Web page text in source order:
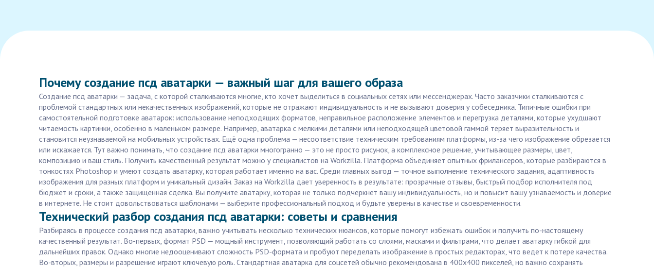
Почему создание псд аватарки — важный шаг для вашего образа
Создание псд аватарки — задача, с которой сталкиваются многие, кто хочет выделиться в социальных сетях или мессенджерах. Часто заказчики сталкиваются с
проблемой стандартных или некачественных изображений, которые не отражают индивидуальность и не вызывают доверия у собеседника. Типичные ошибки при
самостоятельной подготовке аватарок: использование неподходящих форматов, неправильное расположение элементов и перегрузка деталями, которые ухудшают
читаемость картинки, особенно в маленьком размере. Например, аватарка с мелкими деталями или неподходящей цветовой гаммой теряет выразительность и
становится неузнаваемой на мобильных устройствах. Ещё одна проблема — несоответствие техническим требованиям платформы, из-за чего изображение обрезается
или искажается. Тут важно понимать, что создание псд аватарки многогранно — это не просто рисунок, а комплексное решение, учитывающее размеры, цвет,
композицию и ваш стиль. Получить качественный результат можно у специалистов на Workzilla. Платформа объединяет опытных фрилансеров, которые разбираются в
тонкостях Photoshop и умеют создать аватарку, которая работает именно на вас. Среди главных выгод — точное выполнение технического задания, адаптивность
изображения для разных платформ и уникальный дизайн. Заказ на Workzilla дает уверенность в результате: прозрачные отзывы, быстрый подбор исполнителя под
бюджет и сроки, а также защищенная сделка. Вы получите аватарку, которая не только подчеркнет вашу индивидуальность, но и повысит вашу узнаваемость и доверие
в интернете. Не стоит довольствоваться шаблонами — выберите профессиональный подход и будьте уверены в качестве и своевременности.
Технический разбор создания псд аватарки: советы и сравнения
Разбираясь в процессе создания псд аватарки, важно учитывать несколько технических нюансов, которые помогут избежать ошибок и получить по-настоящему
качественный результат. Во-первых, формат PSD — мощный инструмент, позволяющий работать со слоями, масками и фильтрами, что делает аватарку гибкой для
дальнейших правок. Однако многие недооценивают сложность PSD-формата и пробуют переделать изображение в простых редакторах, что ведет к потере качества.
Во-вторых, размеры и разрешение играют ключевую роль. Стандартная аватарка для соцсетей обычно рекомендована в 400x400 пикселей, но важно сохранять